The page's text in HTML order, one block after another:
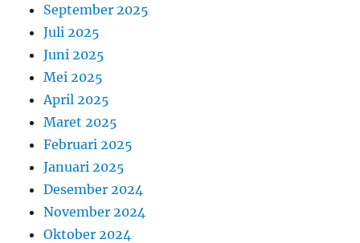
September 2025
Juli 2025
Juni 2025
Mei 2025
April 2025
Maret 2025
Februari 2025
Januari 2025
Desember 2024
November 2024
Oktober 2024